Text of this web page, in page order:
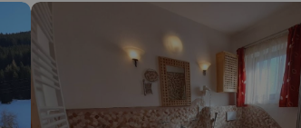
Ihrer Suche entsprechen. Versuchen Sie, das